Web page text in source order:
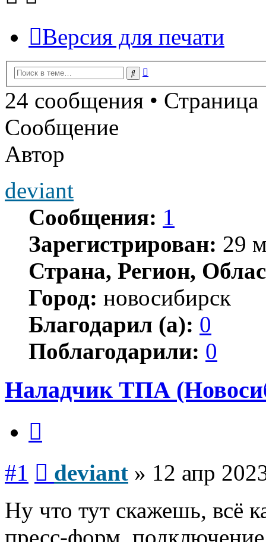
Версия для печати
Поиск
24 сообщения • Страница
Сообщение
Автор
deviant
Сообщения: 1
Зарегистрирован: 29
Страна, Регион,
Город: новосибирск
Благодарил (а): 0
Поблагодарили: 0
Наладчик ТПА
#1 deviant » 12 апр
Ну что тут скажешь, всё